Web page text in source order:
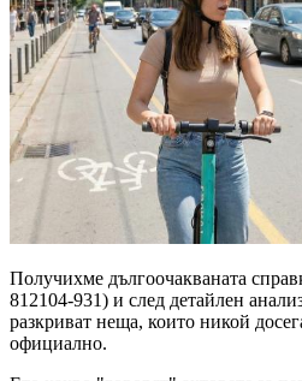
Получихме дългоочакваната
812104-931) и след детайлен
разкриват неща, които никой
официално.